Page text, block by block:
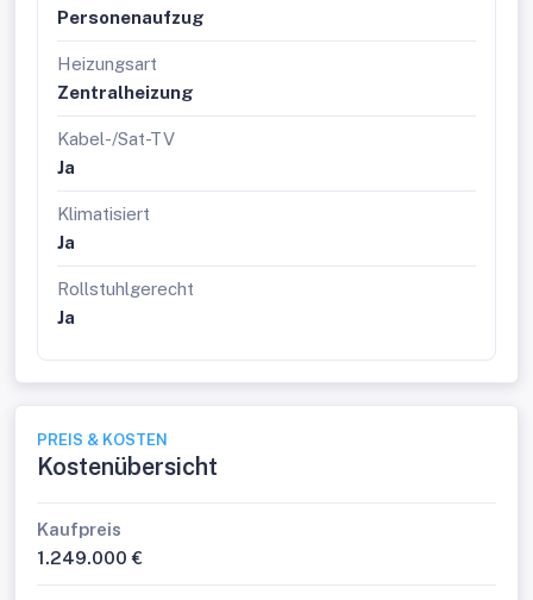
Personenaufzug
Heizungsart
Zentralheizung
Kabel-/Sat-TV
Ja
Klimatisiert
Ja
Rollstuhlgerecht
Ja
PREIS & KOSTEN
Kostenübersicht
Kaufpreis
1.249.000 €